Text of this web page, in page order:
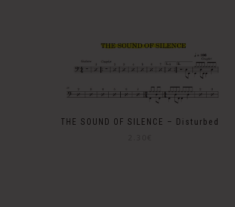
THE SOUND OF SILENCE – Disturbed